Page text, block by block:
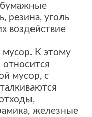
бумажные
резина, уголь
воздействие
мусор. К этому
относится
мусор, с
железные